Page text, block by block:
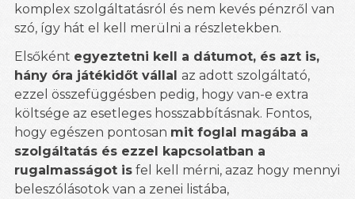
komplex szolgáltatásról és nem kevés pénzről van
szó, így hát el kell merülni a részletekben.
Elsőként egyeztetni kell a dátumot, és azt is,
hány óra játékidőt vállal az adott szolgáltató,
ezzel összefüggésben pedig, hogy van-e extra
költsége az esetleges hosszabbításnak. Fontos,
hogy egészen pontosan mit foglal magába a
szolgáltatás és ezzel kapcsolatban a
rugalmasságot is fel kell mérni, azaz hogy mennyi
beleszólásotok van a zenei listába,